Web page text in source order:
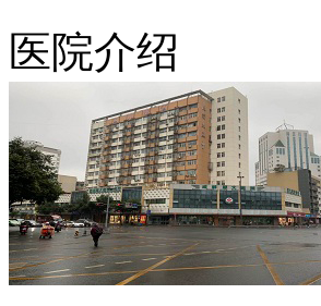
医院介绍